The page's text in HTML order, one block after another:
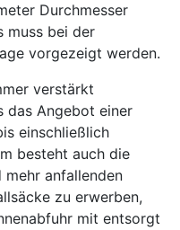
Durchmesser
muss bei der
vorgezeigt werden.
verstärkt
das Angebot einer
einschließlich
besteht auch die
anfallenden
zu erwerben,
mit entsorgt